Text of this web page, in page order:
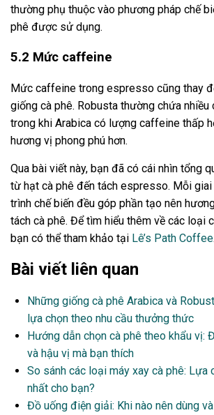
thường phụ thuộc vào phương pháp chế
phê được sử dụng.
5.2 Mức caffeine
Mức caffeine trong espresso cũng thay
giống cà phê. Robusta thường chứa nhiều
trong khi Arabica có lượng caffeine thấp
hương vị phong phú hơn.
Qua bài viết này, bạn đã có cái nhìn tổng
từ hạt cà phê đến tách espresso. Mỗi
trình chế biến đều góp phần tạo nên
tách cà phê. Để tìm hiểu thêm về các loại
bạn có thể tham khảo tại Lê’s Path Coffee
Bài viết liên quan
Những giống cà phê Arabica và
lựa chọn theo nhu cầu thưởng thức
Hướng dẫn chọn cà phê theo khẩu vị:
và hậu vị mà bạn thích
So sánh các loại máy xay cà phê: Lựa
nhất cho bạn?
Đồ uống điện giải: Khi nào nên dùng